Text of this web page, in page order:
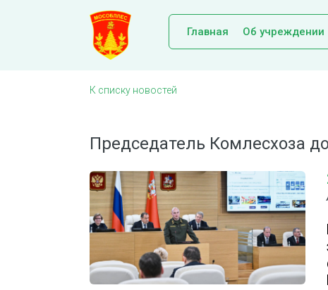
Главная Об учреждении
К списку новостей
Председатель Комлесхоза